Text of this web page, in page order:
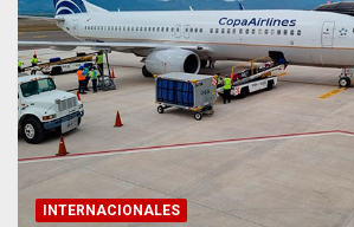
INTERNACIONALES